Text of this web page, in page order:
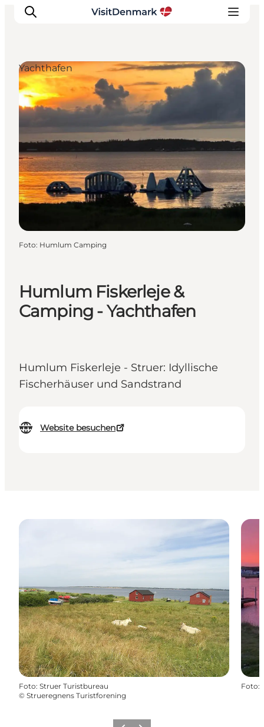
Inspiration
Regionen
Erlebnisse
Unterkünfte
Reiseplanung
Humlum Fiskerleje &
Camping - Yachthafen
Humlum Fiskerleje - Struer: Idyllische
Fischerhäuser und Sandstrand
Website besuchen
Yachthafen
Foto: Humlum Camping
Foto: Struer Turistbureau
© Strueregnens Turistforening
Foto: